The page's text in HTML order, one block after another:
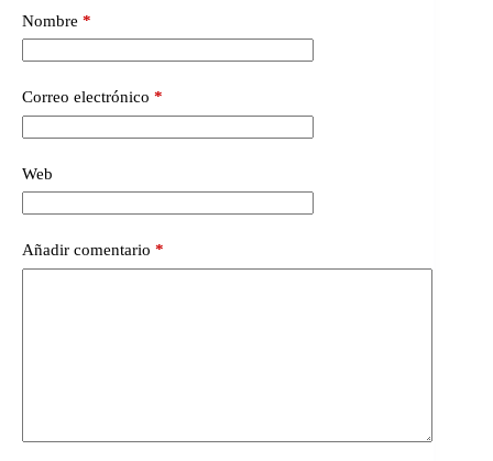
Nombre *
Correo electrónico *
Web
Añadir comentario *